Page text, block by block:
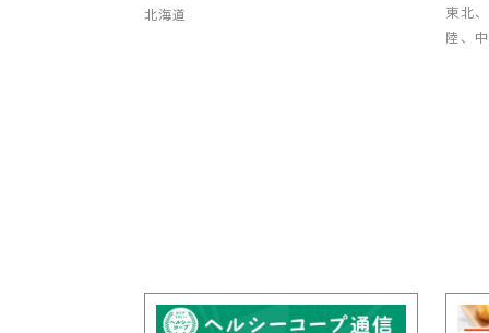
北海道
東北
陸、